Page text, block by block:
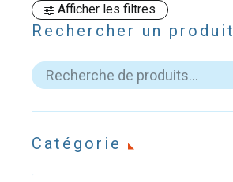
Afficher les filtres
Rechercher un produit
Catégorie